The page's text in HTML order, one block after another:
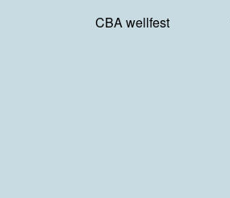
CBA wellfest